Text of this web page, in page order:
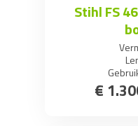
Stihl FS
€